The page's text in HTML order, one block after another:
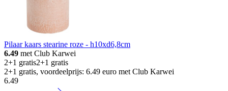
Pilaar kaars stearine roze - h10xd6,8cm
6.49 met Club Karwei
2+1 gratis2+1 gratis
2+1 gratis, voordeelprijs: 6.49 euro met Club Karwei
6.49